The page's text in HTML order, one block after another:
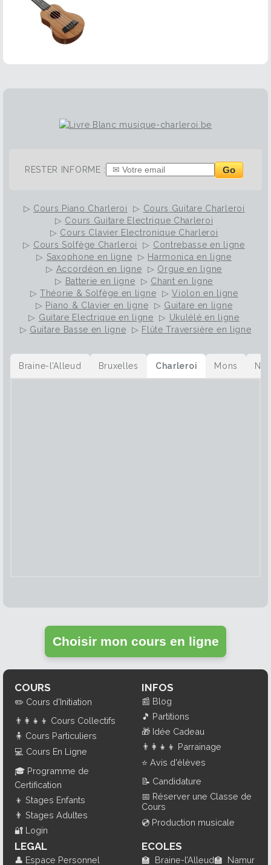
RESTER INFORME : Go
▷ Cours Piano Charleroi ▷ Cours Guitare Charleroi
▷ Cours Guitare Electrique Charleroi
▷ Cours Clavier Electronique Charleroi
▷ Cours Solfège Charleroi ▷ Contrebasse en ligne
▷ Saxophone en ligne ▷ Harmonica en ligne
▷ Accordéon en ligne ▷ Orgue en ligne
▷ Batterie en ligne ▷ Chant en ligne
▷Théorie & Solfège en ligne ▷Violon en ligne
▷ Piano & Clavier en ligne ▷ Guitare en ligne
▷ Guitare Electrique en ligne ▷ Ukulélé en ligne
▷ Guitare Basse en ligne ▷ Flûte Traversière en ligne
Braine-l’Alleud Bruxelles Charleroi Mons
Choisir mon cours en ligne
COURS
✏️ Cours d'Initiation
👨‍👩‍👧‍👦 Cours Collectifs
🧍 Cours Particuliers
💻 Cours En Ligne
🎓 Programme de
Certification
👦 Stages Enfants
👨 Stages Adultes
🔐 Login
INFOS
📰 Blog
🎵 Partitions
🎁 Idée Cadeau
👨‍👩‍👧‍👦 Parrainage
⭐ Avis d'élèves
📝 Candidature
📅 Réserver une Classe de
Cours
💿 Production musicale
LEGAL
👤 Espace Personnel
ECOLES
🏫 Braine-l’Alleud🏫 Namur